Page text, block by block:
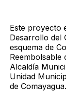
Este proyecto
Desarrollo del
esquema de
Alcaldía
Unidad
de Comayagua.